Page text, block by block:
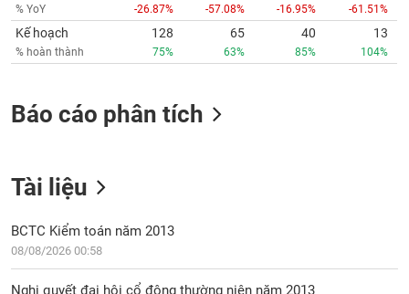
% YoY -26.87% -57.08% -16.95% -61.51%
Kế hoạch
% hoàn thành
128
75%
65
63%
40
85%
13
104%
Báo cáo phân tích
Tài liệu
BCTC Kiểm toán năm 2013
08/08/2026 00:58
Nghị quyết đại hội cổ đông thường niên năm 2013